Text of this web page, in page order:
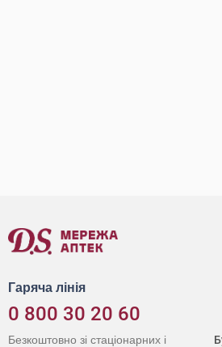
Гаряча лінія
0 800 30 20 60
Безкоштовно зі стаціонарних і